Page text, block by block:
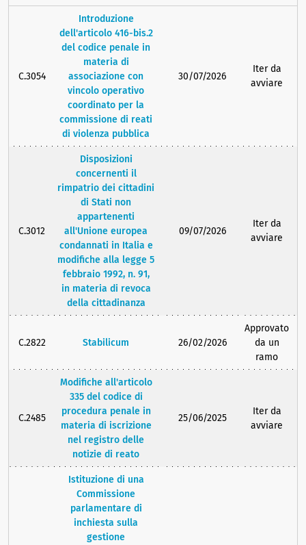
C.3054
Introduzione
dell'articolo 416-bis.2
del codice penale in
materia di
associazione con
vincolo operativo
coordinato per la
commissione di reati
di violenza pubblica
30/07/2026
Iter da
avviare
C.3012
Disposizioni
concernenti il
rimpatrio dei cittadini
di Stati non
appartenenti
all'Unione europea
condannati in Italia e
modifiche alla legge 5
febbraio 1992, n. 91,
in materia di revoca
della cittadinanza
09/07/2026
Iter da
avviare
C.2822 Stabilicum 26/02/2026
Approvato
da un
ramo
C.2485
Modifiche all'articolo
335 del codice di
procedura penale in
materia di iscrizione
nel registro delle
notizie di reato
25/06/2025
Iter da
avviare
Istituzione di una
Commissione
parlamentare di
inchiesta sulla
gestione